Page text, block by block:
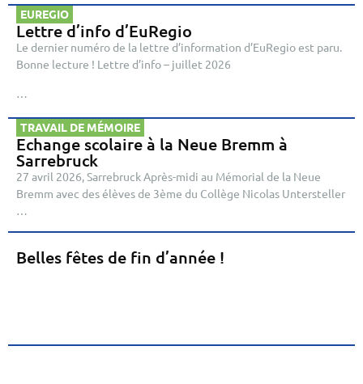
EUREGIO
Lettre d’info d’EuRegio
Le dernier numéro de la lettre d’information d’EuRegio est paru.
Bonne lecture ! Lettre d’info – juillet 2026
…
TRAVAIL DE MÉMOIRE
Echange scolaire à la Neue Bremm à
Sarrebruck
27 avril 2026, Sarrebruck Après-midi au Mémorial de la Neue
Bremm avec des élèves de 3ème du Collège Nicolas Untersteller
…
Belles fêtes de fin d’année !